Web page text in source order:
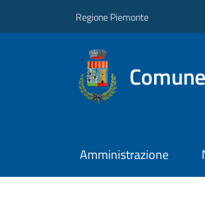
Regione Piemonte
Amministrazione